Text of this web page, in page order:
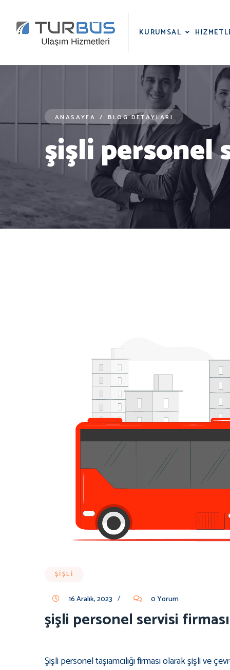
KURUMSAL
ANASAYFA / BLOG DETAYLARI
şişli personel
ŞİŞLİ
16 Aralık, 2023 / 0 Yorum
şişli personel servisi firması
Şişli personel taşıamcılığı firması olarak şişli ve